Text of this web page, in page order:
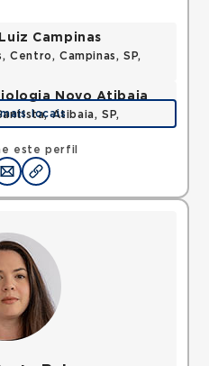
este perfil
Campinas
Centro, Campinas, SP,
Novo Atibaia
Atibaia, SP,
locais